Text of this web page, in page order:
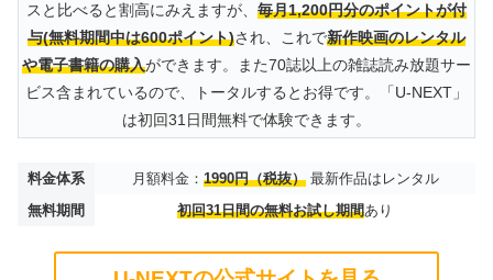
スと比べると割高にみえますが、 毎月1,200円分のポイントが付
与(無料期間中は600ポイント)され、これで新作映画のレンタル
や電子書籍の購入ができます。また70誌以上の雑誌読み放題サー
ビス含まれているので、トータルするとお得です。「U-NEXT」
は初回31日間無料で体験できます。
料金体系 月額料金： 1990円（税抜）最新作品はレンタル
無料期間
初回31日間の無料お試し期間あり